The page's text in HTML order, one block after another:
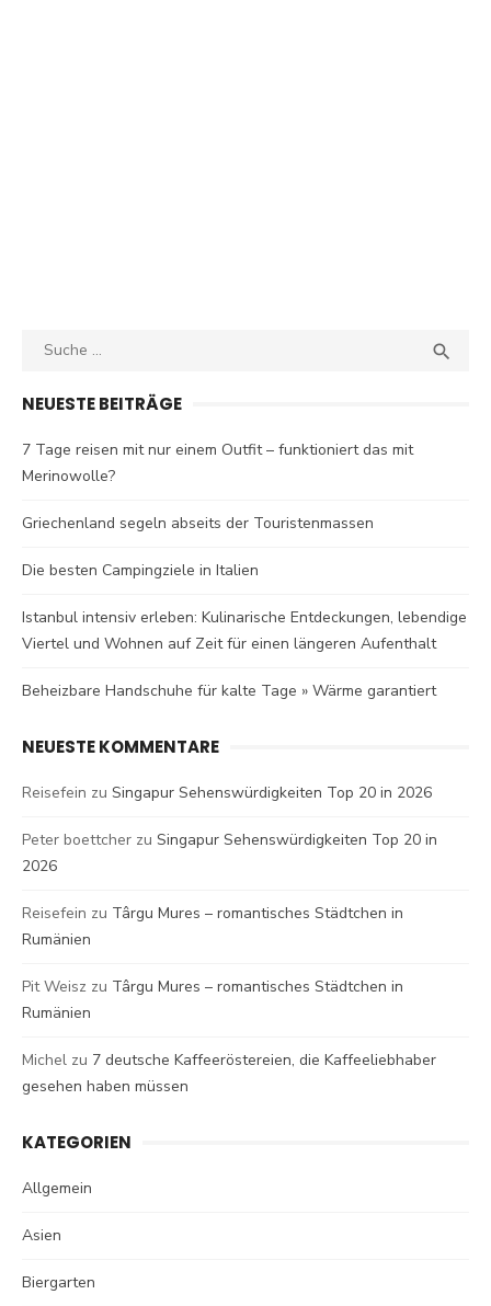
Search

NEUESTE BEITRÄGE
7 Tage reisen mit nur einem Outfit – funktioniert das mit
Merinowolle?
Griechenland segeln abseits der Touristenmassen
Die besten Campingziele in Italien
Istanbul intensiv erleben: Kulinarische Entdeckungen, lebendige
Viertel und Wohnen auf Zeit für einen längeren Aufenthalt
Beheizbare Handschuhe für kalte Tage » Wärme garantiert
NEUESTE KOMMENTARE
Reisefein zu Singapur Sehenswürdigkeiten Top 20 in 2026
Peter boettcher zu Singapur Sehenswürdigkeiten Top 20 in
2026
Reisefein zu Târgu Mures – romantisches Städtchen in
Rumänien
Pit Weisz zu Târgu Mures – romantisches Städtchen in
Rumänien
Michel zu 7 deutsche Kaffeeröstereien, die Kaffeeliebhaber
gesehen haben müssen
KATEGORIEN
Allgemein
Asien
Biergarten